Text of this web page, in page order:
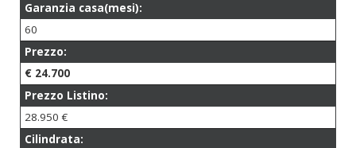
Garanzia casa(mesi):
60
Prezzo:
€ 24.700
Prezzo Listino:
28.950 €
Cilindrata: